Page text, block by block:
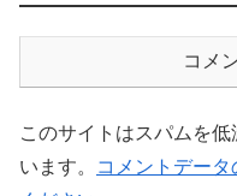
コメ
このサイトはスパムを
います。
コメントデー